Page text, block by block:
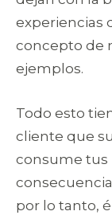
experiencias
concepto de
ejemplos.
Todo esto
cliente que
consume tus
por lo tanto,